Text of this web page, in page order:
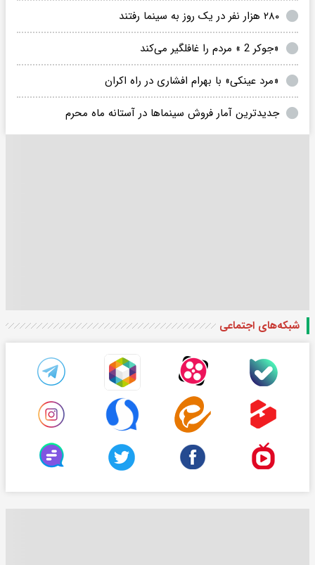
۲۸۰ هزار نفر در یک روز به سینما رفتند
«جوکر 2 » مردم را غافلگیر می‌کند
«مرد عینکی» با بهرام افشاری در راه اکران
جدیدترین آمار فروش سینماها در آستانه ماه محرم
شبکه‌های اجتماعی